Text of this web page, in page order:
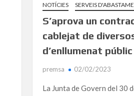
NOTÍCIES SERVEIS
S’aprova un
cablejat de
d’enllumenat
premsa 02/02/2023
La Junta de Govern del 30